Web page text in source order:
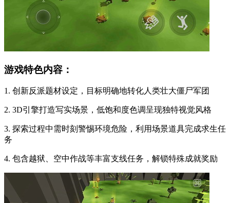
游戏特色内容：
1. 创新反派题材设定，目标明确地转化人类壮大僵尸军团
2. 3D引擎打造写实场景，低饱和度色调呈现独特视觉风格
3. 探索过程中需时刻警惕环境危险，利用场景道具完成求生任
务
4. 包含越狱、空中作战等丰富支线任务，解锁特殊成就奖励